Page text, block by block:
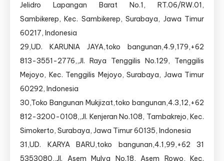
Jelidro Lapangan Barat No.1, RT.06/RW.01,
Sambikerep, Kec. Sambikerep, Surabaya, Jawa Timur
60217, Indonesia
29,UD. KARUNIA JAYA,toko bangunan,4.9,179,+62
813-3551-2776,,Jl. Raya Tenggilis No.129, Tenggilis
Mejoyo, Kec. Tenggilis Mejoyo, Surabaya, Jawa Timur
60292, Indonesia
30,Toko Bangunan Mukjizat,toko bangunan,4.3,12,+62
812-3200-0108,,Jl. Kenjeran No.108, Tambakrejo, Kec.
Simokerto, Surabaya, Jawa Timur 60135, Indonesia
31,UD. KARYA BARU,toko bangunan,4.1,99,+62 31
5353080,,Jl. Asem Mulya No.18, Asem Rowo, Kec.